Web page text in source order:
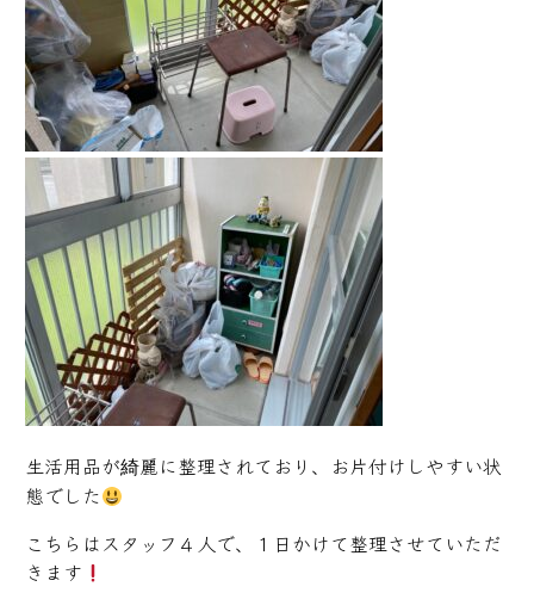
生活用品が綺麗に整理されており、お片付けしやすい状
態でした
こちらはスタッフ４人で、１日かけて整理させていただ
きます